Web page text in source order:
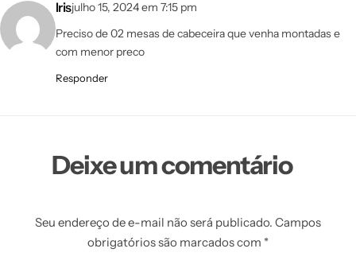
Irisjulho 15, 2024 em 7:15 pm
Preciso de 02 mesas de cabeceira que venha montadas e
com menor preco
Responder
Deixe um comentário
Seu endereço de e-mail não será publicado. Campos
obrigatórios são marcados com *